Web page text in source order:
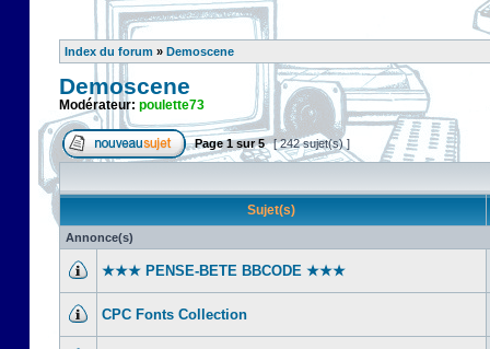
Index du forum » Demoscene
Demoscene
Modérateur: poulette73
Page1sur5 [ 242 sujet(s) ]
Sujet(s)
Annonce(s)
★★★ PENSE-BETE BBCODE ★★★
CPC Fonts Collection